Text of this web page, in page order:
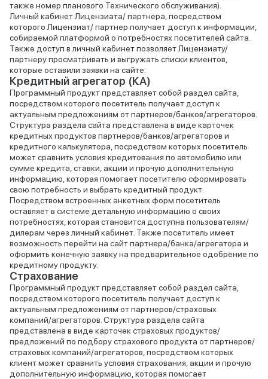
также номер планового Технического обслуживания).
Личный кабинет Лицензиата/ партнера, посредством
которого Лицензиат/ партнер получает доступ к информации,
собираемой платформой о потребностях посетителей сайта.
Также доступ в личный кабинет позволяет Лицензиату/
партнеру просматривать и выгружать списки клиентов,
которые оставили заявки на сайте.
Кредитный агрегатор (КА)
Программный продукт представляет собой раздел сайта,
посредством которого посетитель получает доступ к
актуальным предложениям от партнеров/банков/агрегаторов.
Структура раздела сайта представлена в виде карточек
кредитных продуктов партнеров/банков/агрегаторов и
кредитного калькулятора, посредством которых посетитель
может сравнить условия кредитования по автомобилю или
сумме кредита, ставки, акции и прочую дополнительную
информацию, которая помогает посетителю сформировать
свою потребность и выбрать кредитный продукт.
Посредством встроенных анкетных форм посетитель
оставляет в системе детальную информацию о своих
потребностях, которая становится доступна пользователям/
дилерам через личный кабинет. Также посетитель имеет
возможность перейти на сайт партнера/банка/агрегатора и
оформить конечную заявку на предварительное одобрение по
кредитному продукту.
Страхование
Программный продукт представляет собой раздел сайта,
посредством которого посетитель получает доступ к
актуальным предложениям от партнеров/страховых
компаний/агрегаторов. Структура раздела сайта
представлена в виде карточек страховых продуктов/
предложений по подбору страхового продукта от партнеров/
страховых компаний/агрегаторов, посредством которых
клиент может сравнить условия страхования, акции и прочую
дополнительную информацию, которая помогает